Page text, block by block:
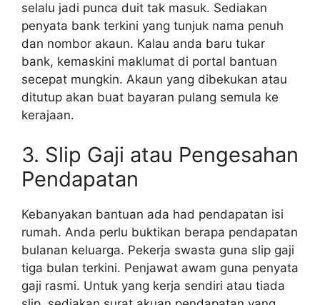
selalu jadi punca duit tak masuk. Sediakan
penyata bank terkini yang tunjuk nama penuh
dan nombor akaun. Kalau anda baru tukar
bank, kemaskini maklumat di portal bantuan
secepat mungkin. Akaun yang dibekukan atau
ditutup akan buat bayaran pulang semula ke
kerajaan.
3. Slip Gaji atau Pengesahan
Pendapatan
Kebanyakan bantuan ada had pendapatan isi
rumah. Anda perlu buktikan berapa pendapatan
bulanan keluarga. Pekerja swasta guna slip gaji
tiga bulan terkini. Penjawat awam guna penyata
gaji rasmi. Untuk yang kerja sendiri atau tiada